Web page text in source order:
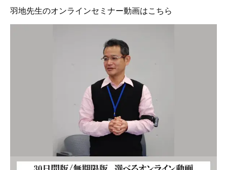
羽地先生のオンラインセミナー動画はこちら